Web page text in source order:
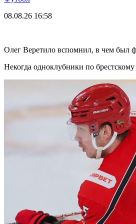
08.08.26 16:58
Олег Веретило вспомнил, в чем был
Некогда одноклубники по